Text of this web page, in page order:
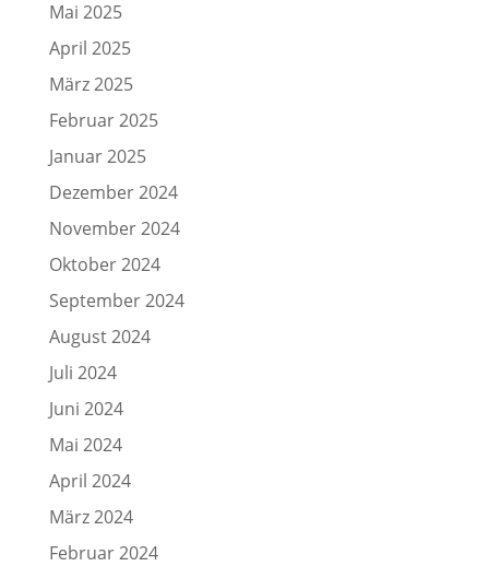
Mai 2025
April 2025
März 2025
Februar 2025
Januar 2025
Dezember 2024
November 2024
Oktober 2024
September 2024
August 2024
Juli 2024
Juni 2024
Mai 2024
April 2024
März 2024
Februar 2024